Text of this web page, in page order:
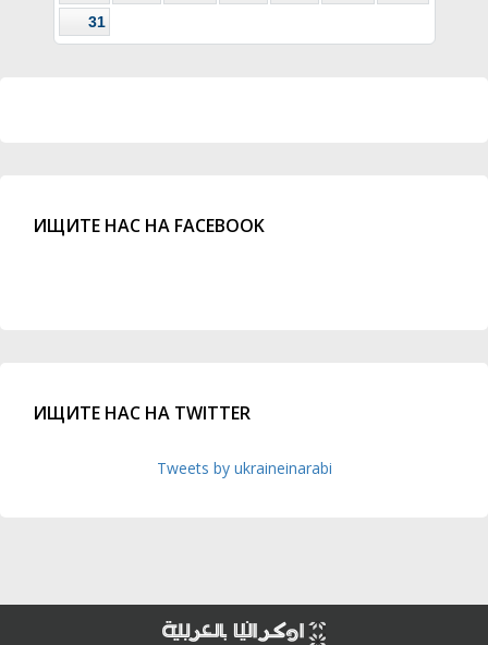
31
ИЩИТЕ НАС НА FACEBOOK
ИЩИТЕ НАС НА TWITTER
Tweets by ukraineinarabi